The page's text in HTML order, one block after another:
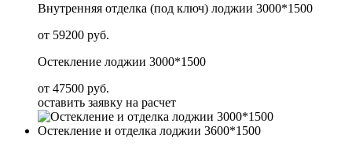
Внутренняя отделка (под ключ) лоджии 3000*1500
от 59200 руб.
Остекление лоджии 3000*1500
от 47500 руб.
оставить заявку на расчет
Остекление и отделка лоджии 3600*1500